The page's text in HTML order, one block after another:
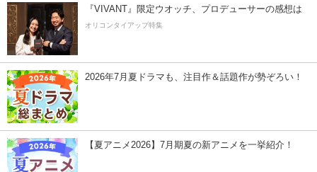
『VIVANT』限定ウオッチ、プロデューサーの感想は
オリコンタイアップ特集
2026年7月夏ドラマも、注目作＆話題作が勢ぞろい！
【夏アニメ2026】7月期夏の新アニメを一挙紹介！